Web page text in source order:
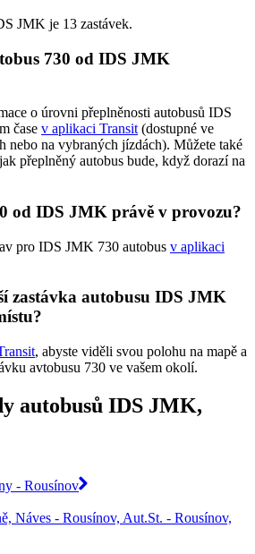
JMK je 13 zastávek.
730 od IDS JMK
o úrovni přeplněnosti autobusů IDS
čase v aplikaci Transit (dostupné ve
nebo na vybraných jízdách). Můžete také
přeplněný autobus bude, když dorazí na
od IDS JMK právě v provozu?
pro IDS JMK 730 autobus v aplikaci
zastávka autobusu IDS JMK
, abyste viděli svou polohu na mapě a
avtobusu 730 ve vašem okolí.
autobusů IDS JMK,
- Rousínov
Náves - Rousínov, Aut.St. - Rousínov,